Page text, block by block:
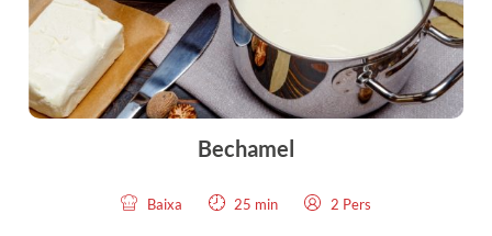
Bechamel
Baixa 25 min 2 Pers